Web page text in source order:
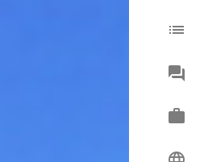
list
chat
work